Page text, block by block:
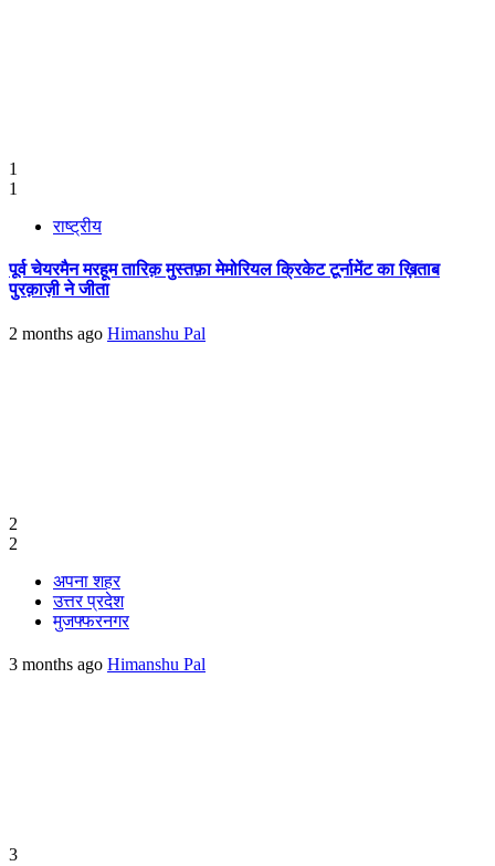
1
1
राष्ट्रीय
पूर्व चेयरमैन मरहूम तारिक़ मुस्तफ़ा मेमोरियल क्रिकेट टूर्नामेंट का ख़िताब
पुरक़ाज़ी ने जीता
2 months ago Himanshu Pal
2
2
अपना शहर
उत्तर प्रदेश
मुजफ्फरनगर
3 months ago Himanshu Pal
3